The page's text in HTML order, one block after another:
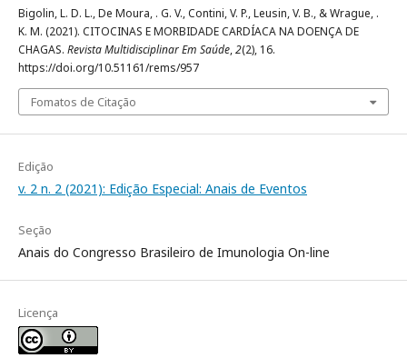
Bigolin, L. D. L., De Moura, . G. V., Contini, V. P., Leusin, V. B., & Wrague, .
K. M. (2021). CITOCINAS E MORBIDADE CARDÍACA NA DOENÇA DE
CHAGAS. Revista Multidisciplinar Em Saúde,2(2), 16.
https://doi.org/10.51161/rems/957
Fomatos de Citação
Edição
v. 2 n. 2 (2021): Edição Especial: Anais de Eventos
Seção
Anais do Congresso Brasileiro de Imunologia On-line
Licença